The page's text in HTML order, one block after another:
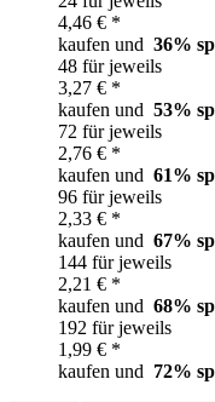
4,46 € *
kaufen und 36%
48 für jeweils
3,27 € *
kaufen und 53%
72 für jeweils
2,76 € *
kaufen und 61%
96 für jeweils
2,33 € *
kaufen und 67%
144 für jeweils
2,21 € *
kaufen und 68%
192 für jeweils
1,99 € *
kaufen und 72%